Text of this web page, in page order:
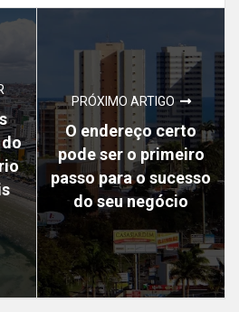
PRÓXIMO ARTIGO
O endereço certo
pode ser o primeiro
passo para o sucesso
do seu negócio